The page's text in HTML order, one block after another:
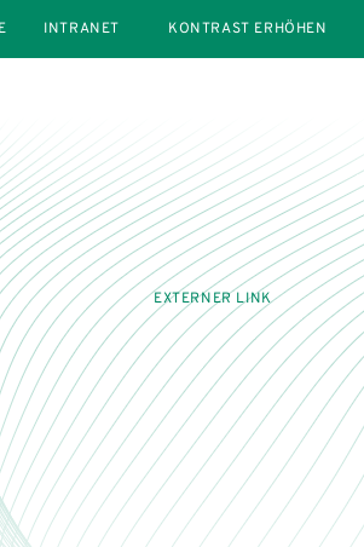
INTRANET
KONTRAST ERHÖHEN
EXTERNER LINK